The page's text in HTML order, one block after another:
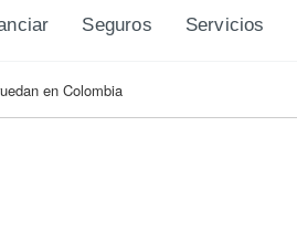
Seguros Servicios
en Colombia